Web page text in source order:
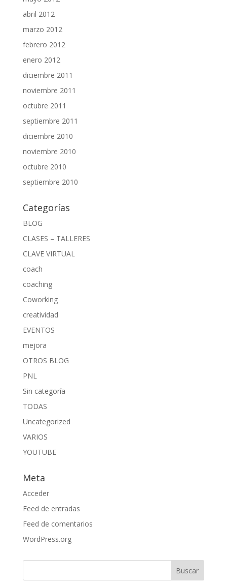
abril 2012
marzo 2012
febrero 2012
enero 2012
diciembre 2011
noviembre 2011
octubre 2011
septiembre 2011
diciembre 2010
noviembre 2010
octubre 2010
septiembre 2010
Categorías
BLOG
CLASES – TALLERES
CLAVE VIRTUAL
coach
coaching
Coworking
creatividad
EVENTOS
mejora
OTROS BLOG
PNL
Sin categoría
TODAS
Uncategorized
VARIOS
YOUTUBE
Meta
Acceder
Feed de entradas
Feed de comentarios
WordPress.org